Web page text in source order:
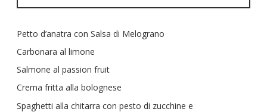
Petto d’anatra con Salsa di Melograno
Carbonara al limone
Salmone al passion fruit
Crema fritta alla bolognese
Spaghetti alla chitarra con pesto di zucchine e